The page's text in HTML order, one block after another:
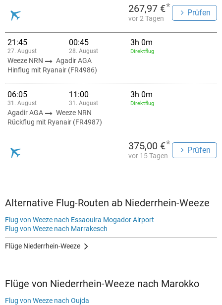
267,97 €*
vor 2 Tagen
Prüfen
21:45
27. August
00:45
28. August
3h 0m
Direktflug
Weeze NRN
Agadir AGA
Hinflug mit Ryanair (FR4986)
06:05
31. August
11:00
31. August
3h 0m
Direktflug
Agadir AGA
Weeze NRN
Rückflug mit Ryanair (FR4987)
375,00 €*
vor 15 Tagen
Prüfen
Alternative Flug-Routen ab Niederrhein-Weeze
Flug von Weeze nach Essaouira Mogador Airport
Flug von Weeze nach Marrakesch
Flüge Niederrhein-Weeze
Flüge von Niederrhein-Weeze nach Marokko
Flug von Weeze nach Oujda